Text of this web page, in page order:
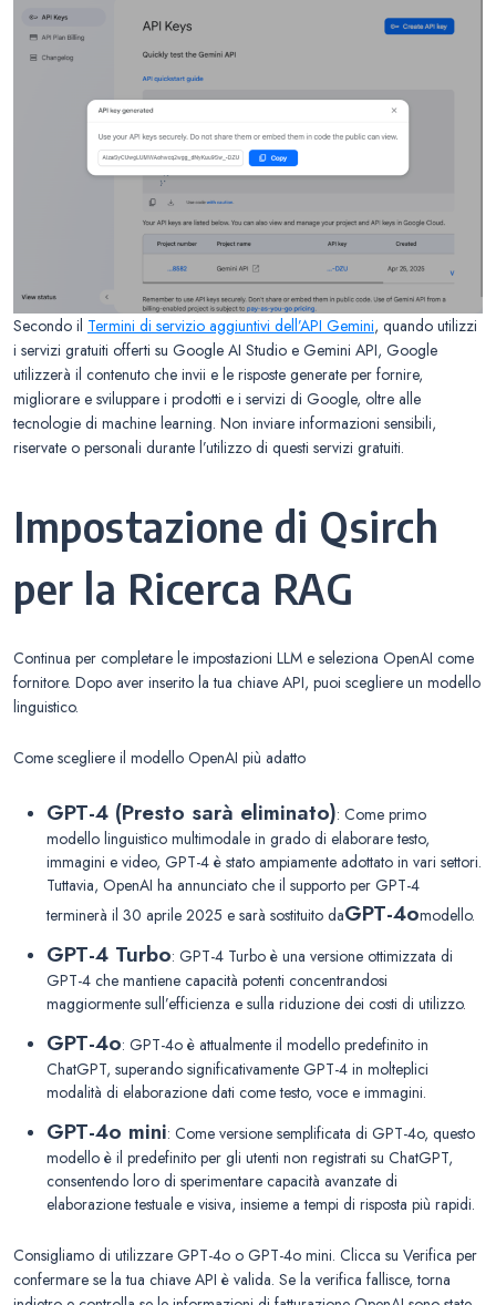
Secondo il Termini di servizio aggiuntivi dell’API Gemini, quando utilizzi
i servizi gratuiti offerti su Google AI Studio e Gemini API, Google
utilizzerà il contenuto che invii e le risposte generate per fornire,
migliorare e sviluppare i prodotti e i servizi di Google, oltre alle
tecnologie di machine learning. Non inviare informazioni sensibili,
riservate o personali durante l’utilizzo di questi servizi gratuiti.
Impostazione di Qsirch
per la Ricerca RAG
Continua per completare le impostazioni LLM e seleziona OpenAI come
fornitore. Dopo aver inserito la tua chiave API, puoi scegliere un modello
linguistico.
Come scegliere il modello OpenAI più adatto
GPT-4 (Presto sarà eliminato): Come primo
modello linguistico multimodale in grado di elaborare testo,
immagini e video, GPT-4 è stato ampiamente adottato in vari settori.
Tuttavia, OpenAI ha annunciato che il supporto per GPT-4
terminerà il 30 aprile 2025 e sarà sostituito daGPT-4omodello.
GPT-4 Turbo: GPT-4 Turbo è una versione ottimizzata di
GPT-4 che mantiene capacità potenti concentrandosi
maggiormente sull’efficienza e sulla riduzione dei costi di utilizzo.
GPT-4o: GPT-4o è attualmente il modello predefinito in
ChatGPT, superando significativamente GPT-4 in molteplici
modalità di elaborazione dati come testo, voce e immagini.
GPT-4o mini: Come versione semplificata di GPT-4o, questo
modello è il predefinito per gli utenti non registrati su ChatGPT,
consentendo loro di sperimentare capacità avanzate di
elaborazione testuale e visiva, insieme a tempi di risposta più rapidi.
Consigliamo di utilizzare GPT-4o o GPT-4o mini. Clicca su Verifica per
confermare se la tua chiave API è valida. Se la verifica fallisce, torna